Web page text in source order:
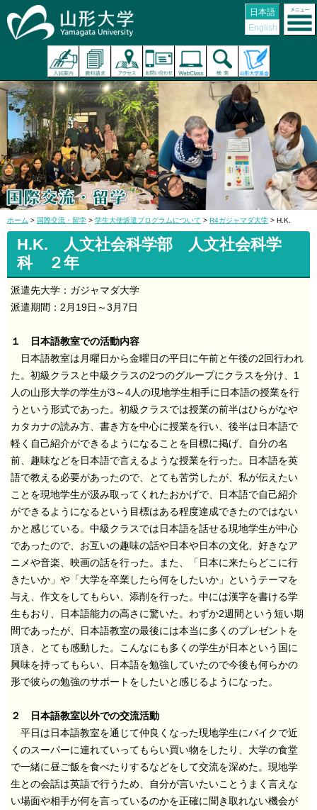
日本語
English
ホーム > 国際交流・留学 > 学生大使派遣プログラムについて > R4ガジャマダ大学 > H.K.
H.K. 人文社会科学部 人文社会科学
科 ２年
派遣先大学：ガジャマダ大学
派遣期間：2月19日～3月7日
１ 日本語教室での活動内容
日本語教室は月曜日から金曜日の平日に午前と午後の2回行われ
た。初級クラスと中級クラスの2つのグループにクラスを分け、1
人の山形大学の学生が3～4人の現地学生相手に日本語の授業を行
うという形式であった。初級クラスでは授業の前半はひらがなや
カタカナの読み方、書き方を中心に授業を行い、後半は日本語で
軽く自己紹介ができるようになることを目標に掲げ、自分の名
前、趣味などを日本語で言えるような授業を行った。日本語を英
語で教える必要があったので、とても苦労したが、私が伝えたい
ことを現地学生が汲み取ってくれたおかげで、日本語で自己紹介
ができるようになるという目標はある程度達成できたのではない
かと感じている。中級クラスでは日本語を話せる現地学生が中心
であったので、お互いの趣味の話や日本や日本の文化、好きなア
ニメや音楽、映画の話を行った。また、「日本に来たらどこに行
きたいか」や「大学を卒業したら何をしたいか」というテーマを
与え、作文をしてもらい、添削を行った。中には漢字を書ける学
生もおり、日本語能力の高さに驚いた。わずか2週間という短い期
間であったが、日本語教室の最後には本当に多くのプレゼントを
頂き、とても感動した。こんなにも多くの学生が日本という国に
興味を持ってもらい、日本語を勉強していたので今後も何らかの
形で彼らの勉強のサポートをしたいと感じるようになった。
２ 日本語教室以外での交流活動
平日は日本語教室を通じて仲良くなった現地学生にバイクで近
くのスーパーに連れていってもらい買い物をしたり、大学の食堂
で一緒に昼ご飯を食べたりするなどをして交流を深めた。現地学
生との会話は英語で行うため、自分が言いたいことうまく言えな
い場面や相手が何を言っているのかを正確に聞き取れない機会が